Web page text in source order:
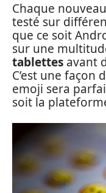
Chaque
testé sur
que ce soit
sur une
tablettes avant
C’est une façon
emoji sera
soit la